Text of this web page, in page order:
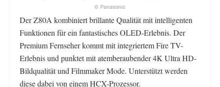
© Panasonic
Der Z80A kombiniert brillante Qualität mit intelligenten
Funktionen für ein fantastisches OLED-Erlebnis. Der
Premium Fernseher kommt mit integriertem Fire TV-
Erlebnis und punktet mit atemberaubender 4K Ultra HD-
Bildqualität und Filmmaker Mode. Unterstützt werden
diese dabei von einem HCX-Prozessor.